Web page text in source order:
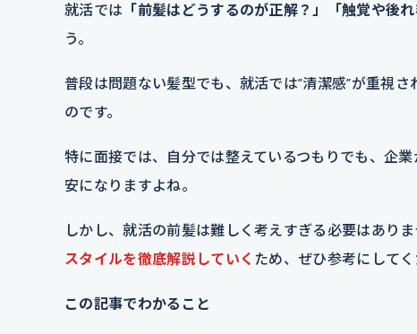
就活では 「前髪はどうするのが正解？」「触覚や後
う。
普段は問題ない髪型でも、就活では”清潔感”が重視
のです。
特に面接では、自分では整えているつもりでも、企
安になりますよね。
しかし、就活の前髪は難しく考えすぎる必要はありま
スタイルを徹底解説していく ため、ぜひ参考にしてく
この記事でわかること